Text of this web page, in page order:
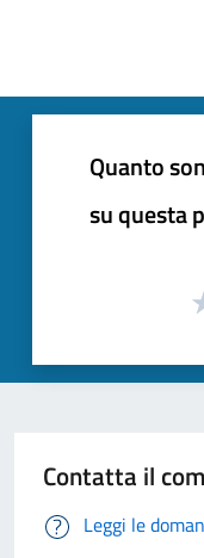
Quanto
su questa
Contatta il
Leggi le